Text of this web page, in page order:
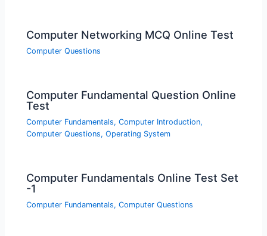
Computer Networking MCQ Online Test
Computer Questions
Computer Fundamental Question Online
Test
Computer Fundamentals,Computer Introduction,
Computer Questions,Operating System
Computer Fundamentals Online Test Set
-1
Computer Fundamentals,Computer Questions